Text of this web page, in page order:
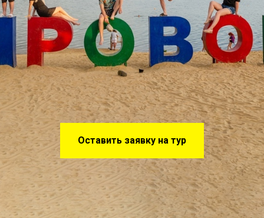
Оставить заявку на тур